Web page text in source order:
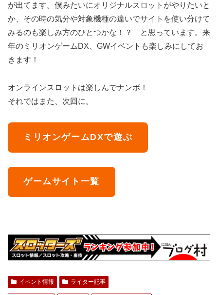
が出てます。 僕みたいにオリジナルスロットがやりたいと
か、その時の気分や対象機種の違いでサイトを使い分けて
みるのも楽しみ方のひとつかな！？ と思っています。 来
年のミリオンゲームDX、GWイベントも楽しみにしてお
きます！
オンラインスロットは楽しんでナンボ！
それではまた、次回に。
ミリオンゲームDXで遊ぶ
ゲームサイト一覧
イベント情報 ライター記事